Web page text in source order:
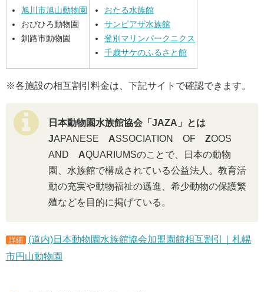
旭川市旭山動物園
おびひろ動物園
釧路市動物園
おたる水族館
サンピアザ水族館
登別マリンパークニクス
千歳サケのふるさと館
※各施設の相互割引料金は、下記サイトで確認できます。
日本動物園水族館協会「JAZA」とは
JAPANESE ASSOCIATION OF ZOOS
AND AQUARIUMSのことで、日本の動物
園、水族館で構成されている公益法人。教育活
動の充実や動物福祉の邁進、希少動物の保護繁
殖などを目的に掲げている。
詳細
(道内)日本動物園水族館協会加盟園館相互割引｜札幌
市円山動物園